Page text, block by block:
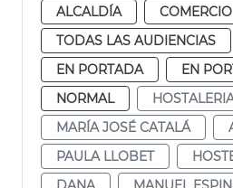
ALCALDÍA
COMERCIO
TODAS LAS AUDIENCIAS
EN PORTADA
EN
NORMAL
MARÍA JOSÉ CATALÁ
PAULA LLOBET